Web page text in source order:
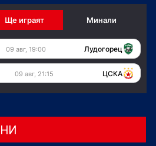
Ще играят Минали
09 авг, 19:00 Лудогорец
09 авг, 21:15 ЦСКА